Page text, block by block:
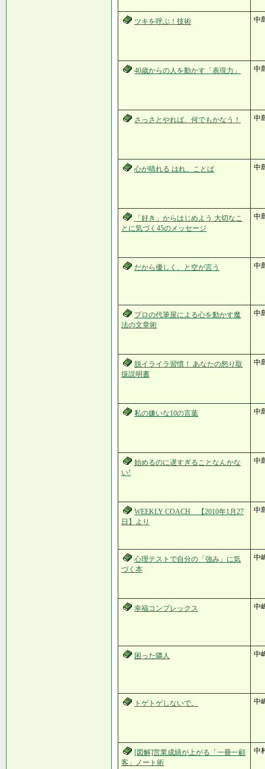
ツキを呼ぶ！技術 中
40歳からの人を動かす「表現力」 中
さっさとやれば、何でもかなう！ 中
心が晴れる はれ、ことば 中
「好き」からはじめよう 大切なこ
とに気づく45のメッセージ
中
だから優しく、と空が言う 中
プロの代筆屋による心を動かす魔
法の文章術
中
脱イライラ習慣！ あなたの怒り取
扱説明書
中
私の嫌いな10の言葉 中
始めるのに遅すぎることなんかな
い!
中
WEEKLY COACH 【2010年1月27
日】より
中
心理テストで自分の「強み」に気
づく本
中
幸福コンプレックス 中
困った隣人 中
トゲトゲしないで。 中
[図解]営業成績が上がる「一冊一顧
客」ノート術
中